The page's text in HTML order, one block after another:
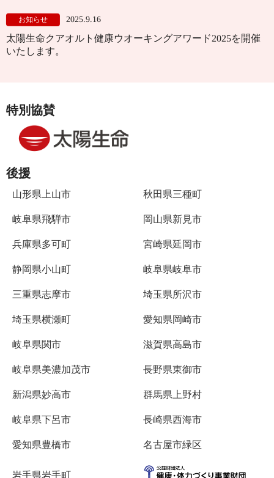
お知らせ 2025.9.16
太陽生命クアオルト健康ウオーキングアワード2025を開催
いたします。
特別協賛
後援
山形県上山市 秋田県三種町
岐阜県飛騨市 岡山県新見市
兵庫県多可町 宮崎県延岡市
静岡県小山町 岐阜県岐阜市
三重県志摩市 埼玉県所沢市
埼玉県横瀬町 愛知県岡崎市
岐阜県関市 滋賀県高島市
岐阜県美濃加茂市 長野県東御市
新潟県妙高市 群馬県上野村
岐阜県下呂市 長崎県西海市
愛知県豊橋市 名古屋市緑区
岩手県岩手町